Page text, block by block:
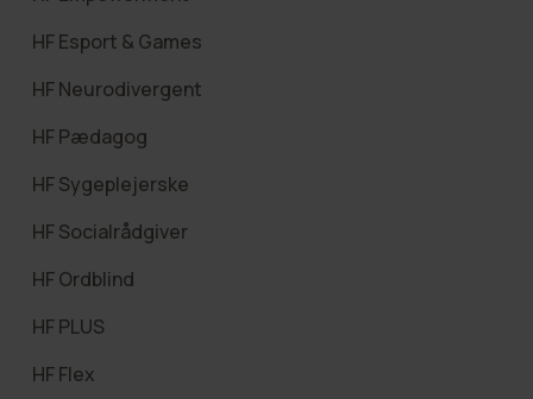
HF Esport & Games
HF Neurodivergent
HF Pædagog
HF Sygeplejerske
HF Socialrådgiver
HF Ordblind
HF PLUS
HF Flex